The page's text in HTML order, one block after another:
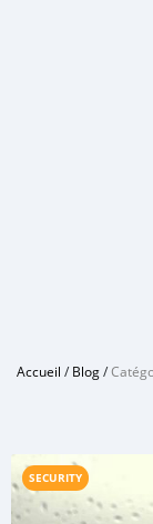
Accueil /Blog/
SECURITY